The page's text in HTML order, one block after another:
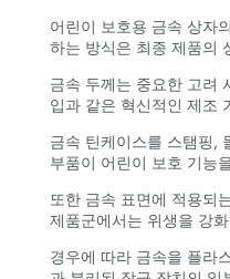
어린이 보호용 금속 상자
하는 방식은 최종 제품의
금속 두께는 중요한 고려
입과 같은 혁신적인 제조
금속 틴케이스를 스탬핑,
부품이 어린이 보호 기능
또한 금속 표면에 적용되
제품군에서는 위생을 강
경우에 따라 금속을 플라